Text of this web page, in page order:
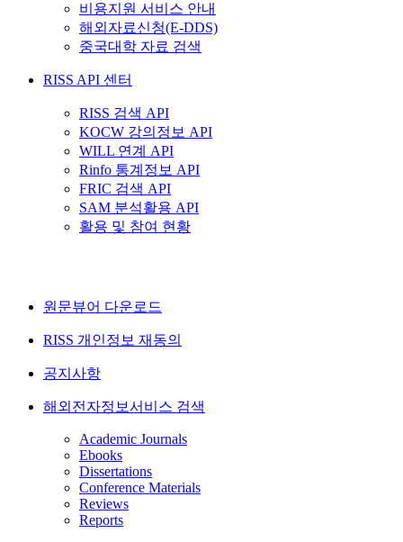
비용지원 서비스 안내
해외자료신청(E-DDS)
중국대학 자료 검색
RISS API 센터
RISS 검색 API
KOCW 강의정보 API
WILL 연계 API
Rinfo 통계정보 API
FRIC 검색 API
SAM 분석활용 API
활용 및 참여 현황
원문뷰어 다운로드
RISS 개인정보 재동의
공지사항
해외전자정보서비스 검색
Academic Journals
Ebooks
Dissertations
Conference Materials
Reviews
Reports